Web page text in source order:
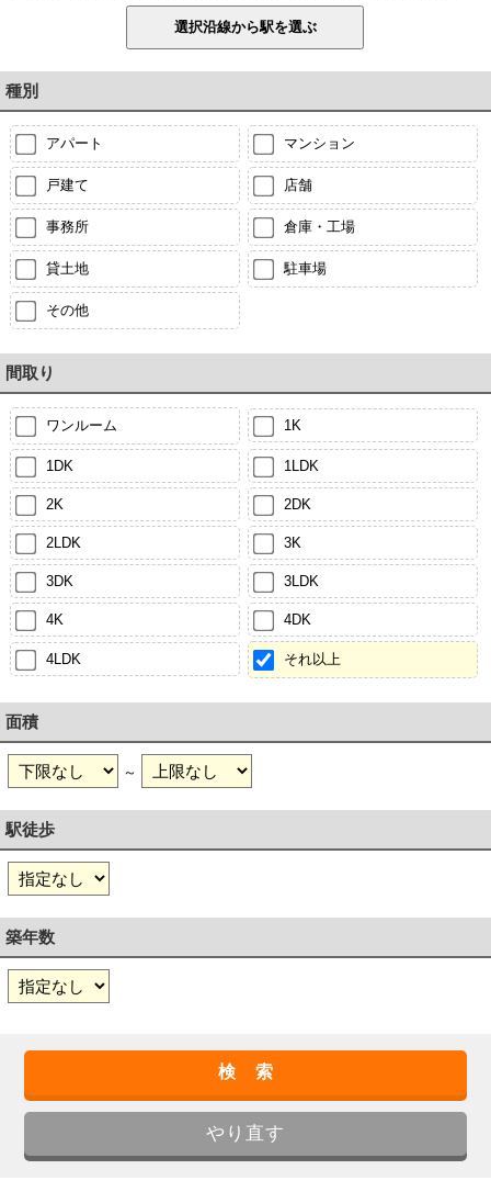
種別
アパート マンション
戸建て 店舗
事務所 倉庫・工場
貸土地 駐車場
その他
間取り
ワンルーム 1K
1DK 1LDK
2K 2DK
2LDK 3K
3DK 3LDK
4K 4DK
4LDK それ以上
面積
～
駅徒歩
築年数